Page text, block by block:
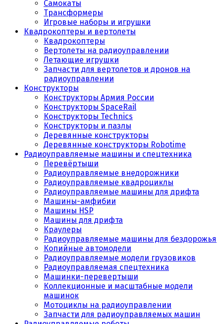
Самокаты
Трансформеры
Игровые наборы и игрушки
Квадрокоптеры и вертолеты
Квадрокоптеры
Вертолеты на радиоуправлении
Летающие игрушки
Запчасти для вертолетов и дронов на
радиоуправлении
Конструкторы
Конструкторы Армия России
Конструкторы SpaceRail
Конструкторы Technics
Конструкторы и пазлы
Деревянные конструкторы
Деревянные конструкторы Robotime
Радиоуправляемые машины и спецтехника
Перевёртыши
Радиоуправляемые внедорожники
Радиоуправляемые квадроциклы
Радиоуправляемые машины для дрифта
Машины-амфибии
Машины HSP
Машины для дрифта
Краулеры
Радиоуправляемые машины для бездорожья
Копийные автомодели
Радиоуправляемые модели грузовиков
Радиоуправляемая спецтехника
Машинки-перевертыши
Коллекционные и масштабные модели
машинок
Мотоциклы на радиоуправлении
Запчасти для радиоуправляемых машин